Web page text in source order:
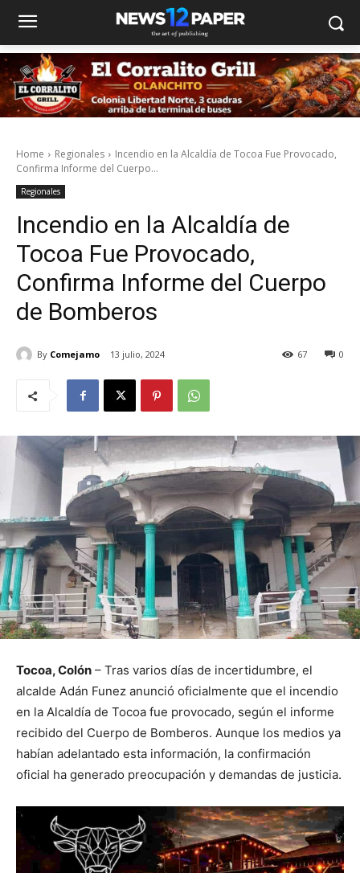
Home Regionales
Incendio en la Alcaldía de Tocoa Fue Provocado,
Confirma Informe del Cuerpo...
Regionales
Incendio en la Alcaldía de
Tocoa Fue Provocado,
Confirma Informe del Cuerpo
de Bomberos
By Comejamo 13 julio, 2024 0
67
Tocoa, Colón – Tras varios días de incertidumbre, el
alcalde Adán Funez anunció oficialmente que el incendio
en la Alcaldía de Tocoa fue provocado, según el informe
recibido del Cuerpo de Bomberos. Aunque los medios ya
habían adelantado esta información, la confirmación
oficial ha generado preocupación y demandas de justicia.